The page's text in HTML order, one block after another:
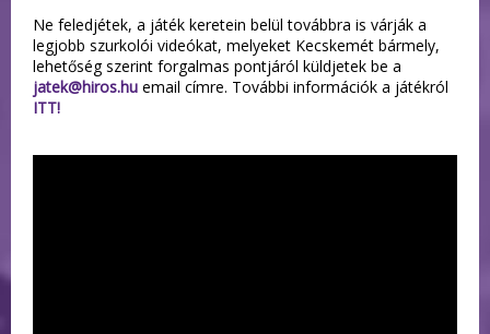
Ne feledjétek, a játék keretein belül továbbra is várják a
legjobb szurkolói videókat, melyeket Kecskemét bármely,
lehetőség szerint forgalmas pontjáról küldjetek be a
jatek@hiros.hu email címre. További információk a játékról
ITT!